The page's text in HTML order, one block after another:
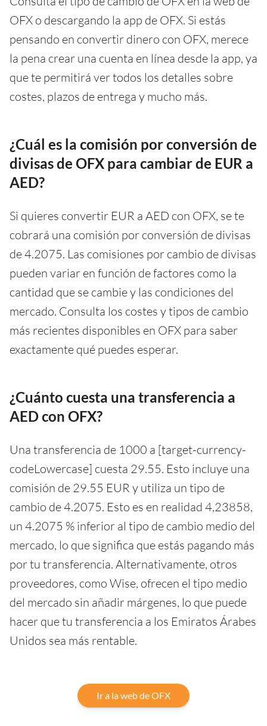
OFX o descargando la app de OFX. Si estás
pensando en convertir dinero con OFX, merece
la pena crear una cuenta en línea desde la app, ya
que te permitirá ver todos los detalles sobre
costes, plazos de entrega y mucho más.
¿Cuál es la comisión por conversión de
divisas de OFX para cambiar de EUR a
AED?
Si quieres convertir EUR a AED con OFX, se te
cobrará una comisión por conversión de divisas
de 4.2075. Las comisiones por cambio de divisas
pueden variar en función de factores como la
cantidad que se cambie y las condiciones del
mercado. Consulta los costes y tipos de cambio
más recientes disponibles en OFX para saber
exactamente qué puedes esperar.
¿Cuánto cuesta una transferencia a
AED con OFX?
Una transferencia de 1000 a [target-currency-
codeLowercase] cuesta 29.55. Esto incluye una
comisión de 29.55 EUR y utiliza un tipo de
cambio de 4.2075. Esto es en realidad 4,23858,
un 4.2075 % inferior al tipo de cambio medio del
mercado, lo que significa que estás pagando más
por tu transferencia. Alternativamente, otros
proveedores, como Wise, ofrecen el tipo medio
del mercado sin añadir márgenes, lo que puede
hacer que tu transferencia a los Emiratos Árabes
Unidos sea más rentable.
Ir a la web de OFX